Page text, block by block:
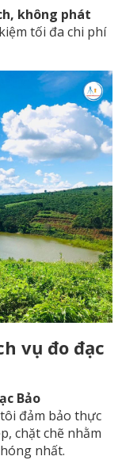
không phát
tối đa chi phí
vụ đo đạc
Bảo
đảm bảo thực
chặt chẽ nhằm
nhất.